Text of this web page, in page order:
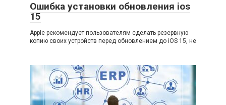
Ошибка установки обновления ios
15
Apple рекомендует пользователям сделать резервную
копию своих устройств перед обновлением до iOS 15, не